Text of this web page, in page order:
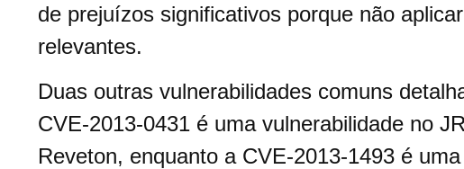
de prejuízos significativos porque não
relevantes.
Duas outras vulnerabilidades comuns
CVE-2013-0431 é uma vulnerabilidade no
Reveton, enquanto a CVE-2013-1493 é